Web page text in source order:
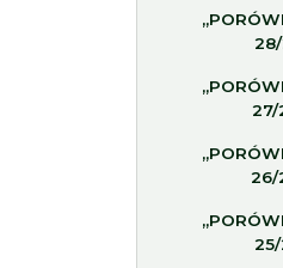
28/
27/
26/
25/